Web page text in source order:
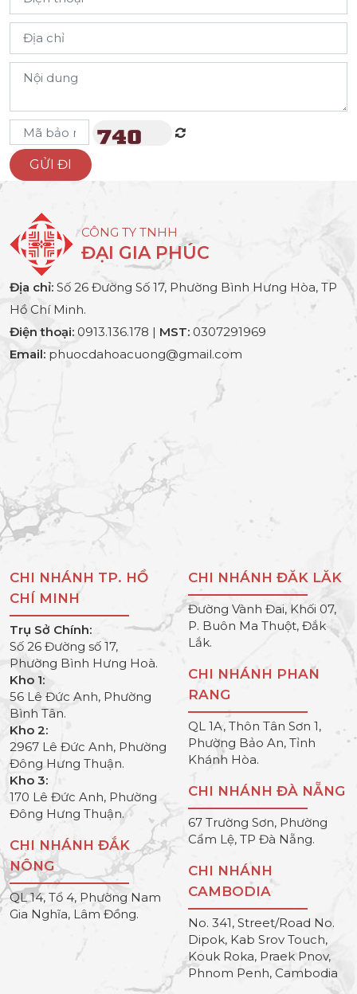
CÔNG TY TNHH
ĐẠI GIA PHÚC
Địa chỉ: Số 26 Đường Số 17, Phường Bình Hưng Hòa, TP
Hồ Chí Minh.
Điện thoại: 0913.136.178 | MST: 0307291969
Email: phuocdahoacuong@gmail.com
CHI NHÁNH TP. HỒ
CHÍ MINH
Trụ Sở Chính:
Số 26 Đường số 17,
Phường Bình Hưng Hoà.
Kho 1:
56 Lê Đức Anh, Phường
Bình Tân.
Kho 2:
2967 Lê Đức Anh, Phường
Đông Hưng Thuận.
Kho 3:
170 Lê Đức Anh, Phường
Đông Hưng Thuận.
CHI NHÁNH ĐẮK
NÔNG
QL 14, Tổ 4, Phường Nam
Gia Nghĩa, Lâm Đồng.
CHI NHÁNH ĐĂK LĂK
Đường Vành Đai, Khối 07,
P. Buôn Ma Thuột, Đắk
Lắk.
CHI NHÁNH PHAN
RANG
QL 1A, Thôn Tân Sơn 1,
Phường Bảo An, Tỉnh
Khánh Hòa.
CHI NHÁNH ĐÀ NẴNG
67 Trường Sơn, Phường
Cẩm Lệ, TP Đà Nẵng.
CHI NHÁNH
CAMBODIA
No. 341, Street/Road No.
Dipok, Kab Srov Touch,
Kouk Roka, Praek Pnov,
Phnom Penh, Cambodia